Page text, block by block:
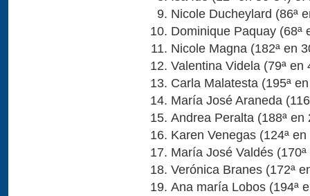
Nicole Ducheylard (86ª
Dominique Paquay (68ª
Nicole Magna (182ª en
Valentina Videla (79ª en
Carla Malatesta (195ª
María José Araneda
Andrea Peralta (188ª en
Karen Venegas (124ª
María José Valdés
Verónica Branes (172ª
Ana maría Lobos (194ª